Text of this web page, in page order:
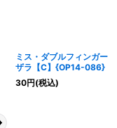
ミス・ダブルフィンガー
ザラ【C】{OP14-086}
30円(税込)